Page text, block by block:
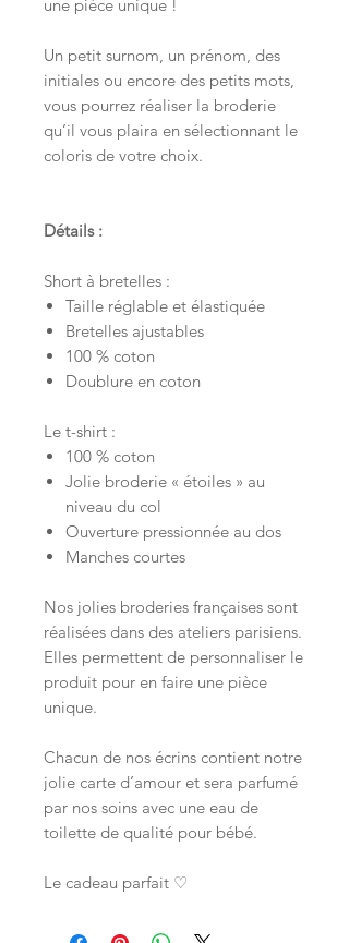
une pièce unique !
Un petit surnom, un prénom, des
initiales ou encore des petits mots,
vous pourrez réaliser la broderie
qu’il vous plaira en sélectionnant le
coloris de votre choix.
Détails :
Short à bretelles :
Taille réglable et élastiquée
Bretelles ajustables
100 % coton
Doublure en coton
Le t-shirt :
100 % coton
Jolie broderie « étoiles » au
niveau du col
Ouverture pressionnée au dos
Manches courtes
Nos jolies broderies françaises sont
réalisées dans des ateliers parisiens.
Elles permettent de personnaliser le
produit pour en faire une pièce
unique.
Chacun de nos écrins contient notre
jolie carte d’amour et sera parfumé
par nos soins avec une eau de
toilette de qualité pour bébé.
Le cadeau parfait ♡